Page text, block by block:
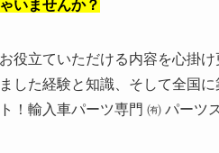
いませんか？
役立ていただける内容を心掛
した経験と知識、そして全国
！輸入車パーツ専門 ㈲ パーツ